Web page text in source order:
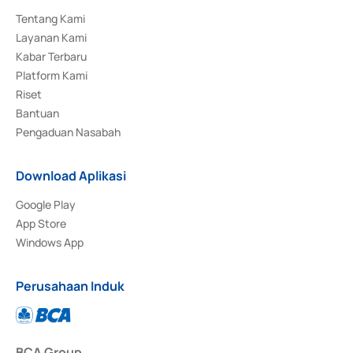
Tentang Kami
Layanan Kami
Kabar Terbaru
Platform Kami
Riset
Bantuan
Pengaduan Nasabah
Download Aplikasi
Google Play
App Store
Windows App
Perusahaan Induk